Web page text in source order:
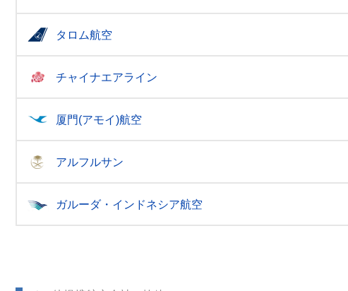
タロム航空
チャイナエアライン
厦門(アモイ)航空
アルフルサン
ガルーダ・インドネシア航空